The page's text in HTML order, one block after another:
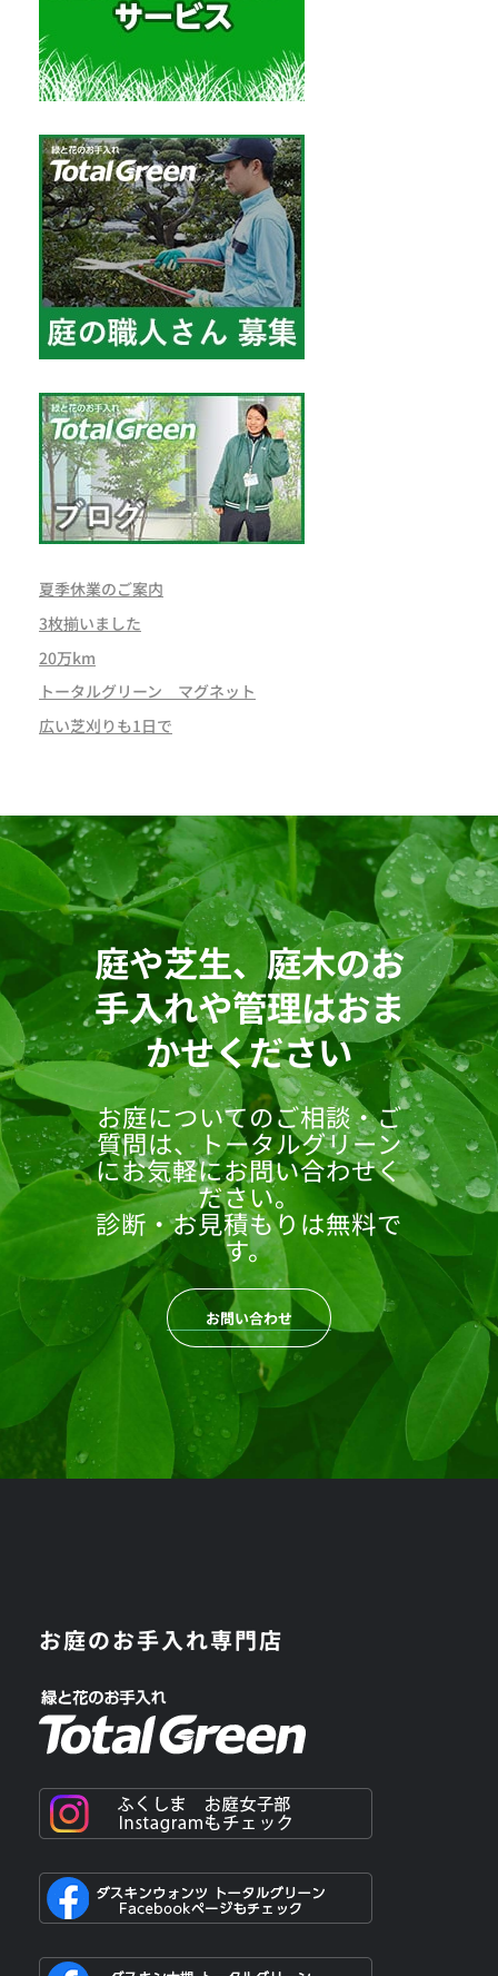
夏季休業のご案内
3枚揃いました
20万km
トータルグリーン マグネット
広い芝刈りも1日で
庭や芝生、庭木のお
手入れや管理はおま
かせください
お庭についてのご相談・ご
質問は、トータルグリーン
にお気軽にお問い合わせく
ださい。
診断・お見積もりは無料で
す。
お問い合わせ
お庭のお手入れ専門店